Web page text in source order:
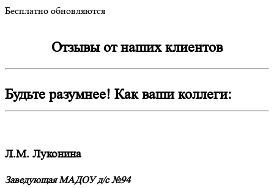
Бесплатно обновляются
Отзывы от наших клиентов
Будьте разумнее! Как ваши коллеги:
Л.М. Луконина
Заведующая МАДОУ д/с №94